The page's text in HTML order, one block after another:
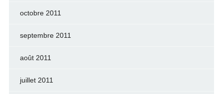
octobre 2011
septembre 2011
août 2011
juillet 2011